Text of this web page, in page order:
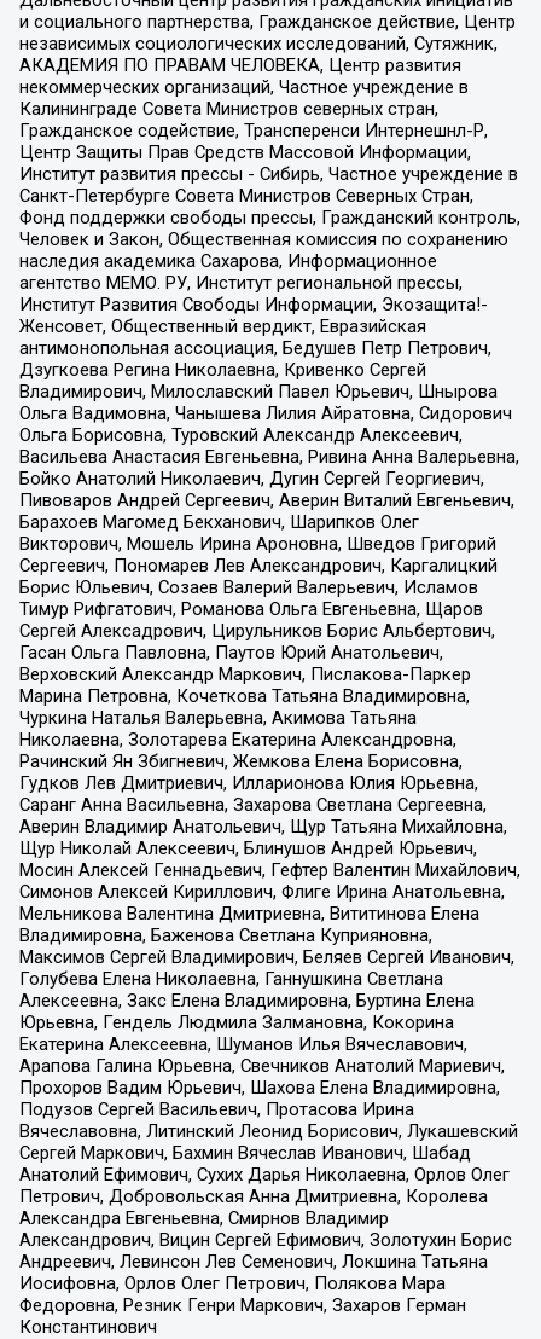
и социального партнерства, Гражданское действие, Центр
независимых социологических исследований, Сутяжник,
АКАДЕМИЯ ПО ПРАВАМ ЧЕЛОВЕКА, Центр развития
некоммерческих организаций, Частное учреждение в
Калининграде Совета Министров северных стран,
Гражданское содействие, Трансперенси Интернешнл-Р,
Центр Защиты Прав Средств Массовой Информации,
Институт развития прессы - Сибирь, Частное учреждение в
Санкт-Петербурге Совета Министров Северных Стран,
Фонд поддержки свободы прессы, Гражданский контроль,
Человек и Закон, Общественная комиссия по сохранению
наследия академика Сахарова, Информационное
агентство МЕМО. РУ, Институт региональной прессы,
Институт Развития Свободы Информации, Экозащита!-
Женсовет, Общественный вердикт, Евразийская
антимонопольная ассоциация, Бедушев Петр Петрович,
Дзугкоева Регина Николаевна, Кривенко Сергей
Владимирович, Милославский Павел Юрьевич, Шнырова
Ольга Вадимовна, Чанышева Лилия Айратовна, Сидорович
Ольга Борисовна, Туровский Александр Алексеевич,
Васильева Анастасия Евгеньевна, Ривина Анна Валерьевна,
Бойко Анатолий Николаевич, Дугин Сергей Георгиевич,
Пивоваров Андрей Сергеевич, Аверин Виталий Евгеньевич,
Барахоев Магомед Бекханович, Шарипков Олег
Викторович, Мошель Ирина Ароновна, Шведов Григорий
Сергеевич, Пономарев Лев Александрович, Каргалицкий
Борис Юльевич, Созаев Валерий Валерьевич, Исламов
Тимур Рифгатович, Романова Ольга Евгеньевна, Щаров
Сергей Алексадрович, Цирульников Борис Альбертович,
Гасан Ольга Павловна, Паутов Юрий Анатольевич,
Верховский Александр Маркович, Пислакова-Паркер
Марина Петровна, Кочеткова Татьяна Владимировна,
Чуркина Наталья Валерьевна, Акимова Татьяна
Николаевна, Золотарева Екатерина Александровна,
Рачинский Ян Збигневич, Жемкова Елена Борисовна,
Гудков Лев Дмитриевич, Илларионова Юлия Юрьевна,
Саранг Анна Васильевна, Захарова Светлана Сергеевна,
Аверин Владимир Анатольевич, Щур Татьяна Михайловна,
Щур Николай Алексеевич, Блинушов Андрей Юрьевич,
Мосин Алексей Геннадьевич, Гефтер Валентин Михайлович,
Симонов Алексей Кириллович, Флиге Ирина Анатольевна,
Мельникова Валентина Дмитриевна, Вититинова Елена
Владимировна, Баженова Светлана Куприяновна,
Максимов Сергей Владимирович, Беляев Сергей Иванович,
Голубева Елена Николаевна, Ганнушкина Светлана
Алексеевна, Закс Елена Владимировна, Буртина Елена
Юрьевна, Гендель Людмила Залмановна, Кокорина
Екатерина Алексеевна, Шуманов Илья Вячеславович,
Арапова Галина Юрьевна, Свечников Анатолий Мариевич,
Прохоров Вадим Юрьевич, Шахова Елена Владимировна,
Подузов Сергей Васильевич, Протасова Ирина
Вячеславовна, Литинский Леонид Борисович, Лукашевский
Сергей Маркович, Бахмин Вячеслав Иванович, Шабад
Анатолий Ефимович, Сухих Дарья Николаевна, Орлов Олег
Петрович, Добровольская Анна Дмитриевна, Королева
Александра Евгеньевна, Смирнов Владимир
Александрович, Вицин Сергей Ефимович, Золотухин Борис
Андреевич, Левинсон Лев Семенович, Локшина Татьяна
Иосифовна, Орлов Олег Петрович, Полякова Мара
Федоровна, Резник Генри Маркович, Захаров Герман
Константинович